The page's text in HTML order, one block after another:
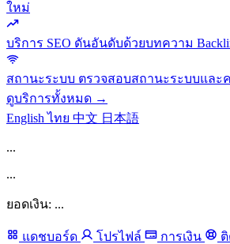
ใหม่
บริการ SEO ดันอันดับด้วยบทความ
สถานะระบบ ตรวจสอบสถานะระบบและ
ดูบริการทั้งหมด →
Englishไทย 中文 日本語
...
...
ยอดเงิน: ...
แดชบอร์ด โปรไฟล์ การเงิน